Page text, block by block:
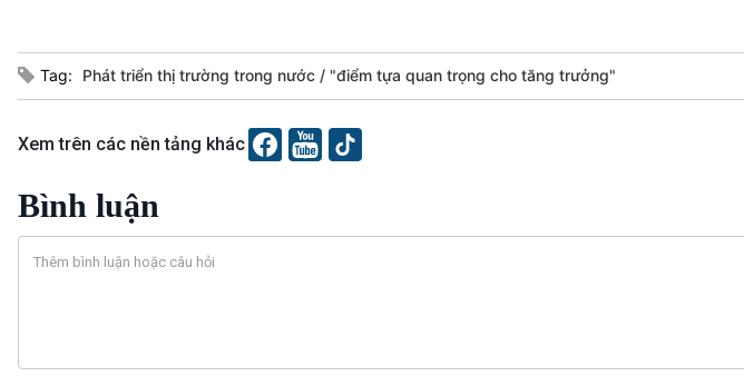
Tag: Phát triển thị trường trong nước "điểm tựa quan trọng cho tăng trưởng"
Xem trên các nền tảng khác
Bình luận